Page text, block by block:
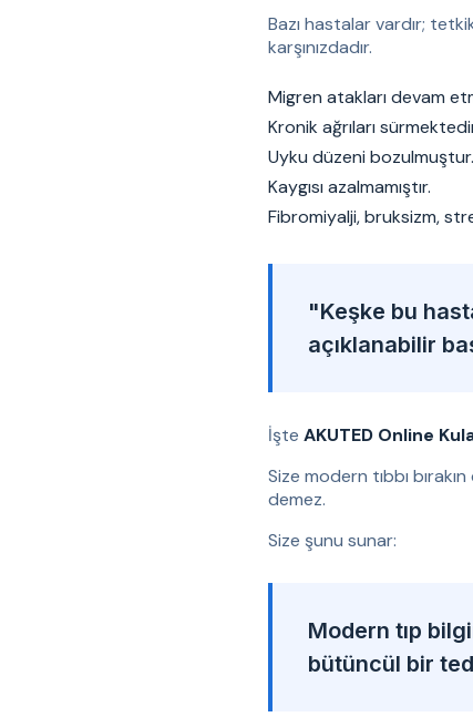
Bazı hastalar vardır;
karşınızdadır.
Migren atakları devam
Kronik ağrıları
Uyku düzeni bozulmuştur.
Kaygısı azalmamıştır.
Fibromiyalji, bruksizm,
"Keşke bu
açıklanabilir
İşte AKUTED Online
Size modern tıbbı
demez.
Size şunu sunar:
Modern tıp
bütüncül bir